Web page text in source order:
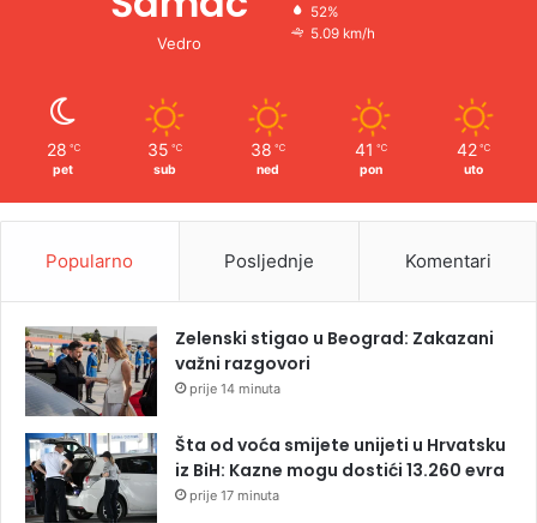
Vedro
52%
5.09 km/h
28 ℃
pet
35 ℃
sub
38 ℃
ned
41 ℃
pon
42 ℃
uto
Popularno Posljednje Komentari
Zelenski stigao u Beograd: Zakazani
važni razgovori
prije 14 minuta
Šta od voća smijete unijeti u Hrvatsku
iz BiH: Kazne mogu dostići 13.260 evra
prije 17 minuta